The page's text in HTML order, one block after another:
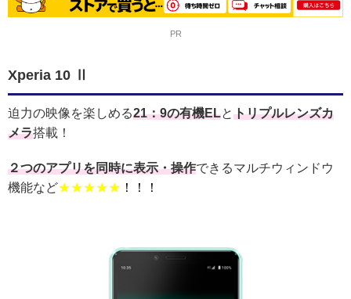
PR
Xperia 10 Ⅱ
迫力の映像を楽しめる21：9の有機ELとトリプルレンズカ
メラ搭載！
２つのアプリを同時に表示・操作できるマルチウィンドウ
機能など★★★★★ ！！！